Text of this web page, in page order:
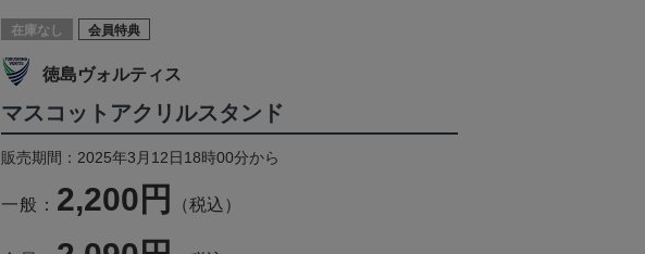
在庫なし 会員特典
徳島ヴォルティス
マスコットアクリルスタンド
販売期間：2025年3月12日18時00分から
一般： 2,200円 （税込）